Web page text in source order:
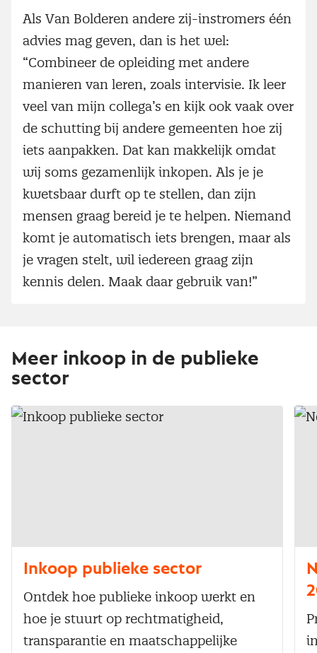
Als Van Bolderen andere zij-instromers één
advies mag geven, dan is het wel:
“Combineer de opleiding met andere
manieren van leren, zoals intervisie. Ik leer
veel van mijn collega’s en kijk ook vaak over
de schutting bij andere gemeenten hoe zij
iets aanpakken. Dat kan makkelijk omdat
wij soms gezamenlijk inkopen. Als je je
kwetsbaar durft op te stellen, dan zijn
mensen graag bereid je te helpen. Niemand
komt je automatisch iets brengen, maar als
je vragen stelt, wil iedereen graag zijn
kennis delen. Maak daar gebruik van!”
Meer inkoop in de publieke
sector
Inkoop publieke sector
Ontdek hoe publieke inkoop werkt en
hoe je stuurt op rechtmatigheid,
transparantie en maatschappelijke